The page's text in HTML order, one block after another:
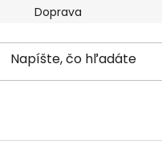
Doprava a platba